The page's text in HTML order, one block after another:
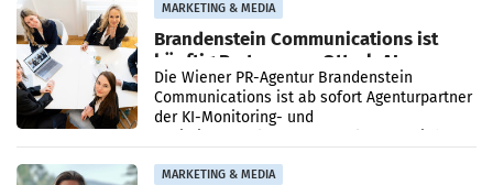
MARKETING & MEDIA
Brandenstein Communications ist
künftig Partner von OtterlyAI
Die Wiener PR-Agentur Brandenstein
Communications ist ab sofort Agenturpartner
der KI-Monitoring- und
MARKETING & MEDIA